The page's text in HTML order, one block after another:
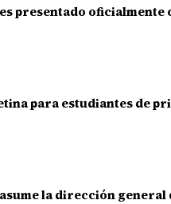
presentado
para estudiantes de
la dirección general